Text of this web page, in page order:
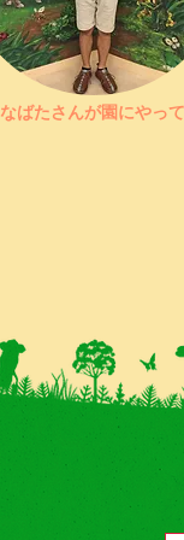
なばたさんが園にやっ